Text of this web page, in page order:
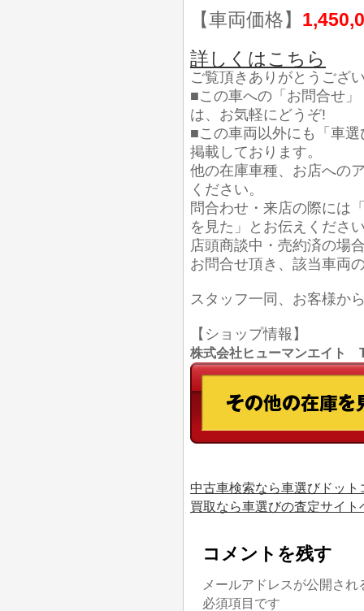
【車両価格】
詳しくはこちら
ご覧頂きありがとうござ
■この車への「お問合せ
は、お気軽にどうぞ!
■この車両以外にも「車
掲載しております。
他の在庫車種、お店への
ください。
問合わせ・来店の際には
を見た」とお伝えくださ
店頭商談中・売約済の場
お問合せ頂き、該当車両
スタッフ一同、お客様か
【ショップ情報】
株式会社ヒューマンエイト
中古車検索なら車選びドット
買取なら車選びの査定サイト
コメントを残す
メールアドレスが公開さ
必須項目です